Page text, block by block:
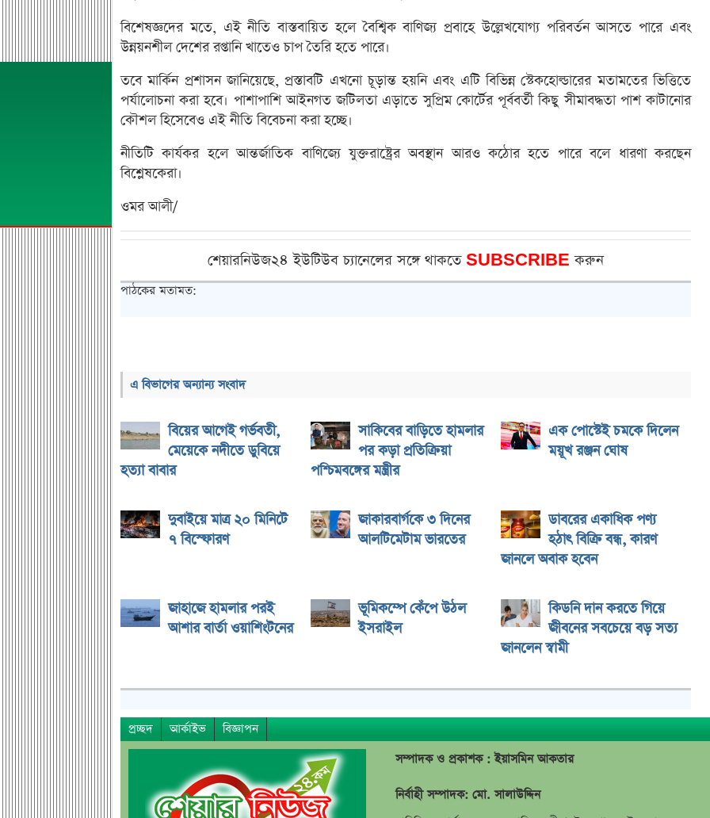
বিশেষজ্ঞদের মতে, এই নীতি বাস্তবায়িত হলে বৈশ্বিক বাণিজ্য প্রবাহে উল্লেখযোগ্য পরিবর্তন আসতে পারে এবং
উন্নয়নশীল দেশের রপ্তানি খাতেও চাপ তৈরি হতে পারে।
তবে মার্কিন প্রশাসন জানিয়েছে, প্রস্তাবটি এখনো চূড়ান্ত হয়নি এবং এটি বিভিন্ন স্টেকহোল্ডারের মতামতের ভিত্তিতে
পর্যালোচনা করা হবে। পাশাপাশি আইনগত জটিলতা এড়াতে সুপ্রিম কোর্টের পূর্ববর্তী কিছু সীমাবদ্ধতা পাশ কাটানোর
কৌশল হিসেবেও এই নীতি বিবেচনা করা হচ্ছে।
নীতিটি কার্যকর হলে আন্তর্জাতিক বাণিজ্যে যুক্তরাষ্ট্রের অবস্থান আরও কঠোর হতে পারে বলে ধারণা করছেন
বিশ্লেষকেরা।
ওমর আলী/
শেয়ারনিউজ২৪ ইউটিউব চ্যানেলের সঙ্গে থাকতে SUBSCRIBEকরুন
পাঠকের মতামত:
এ বিভাগের অন্যান্য সংবাদ
বিয়ের আগেই গর্ভবতী,
মেয়েকে নদীতে ডুবিয়ে
হত্যা বাবার
সাকিবের বাড়িতে হামলার
পর কড়া প্রতিক্রিয়া
পশ্চিমবঙ্গের মন্ত্রীর
এক পোস্টেই চমকে দিলেন
ময়ূখ রঞ্জন ঘোষ
দুবাইয়ে মাত্র ২০ মিনিটে
৭ বিস্ফোরণ
জাকারবার্গকে ৩ দিনের
আলটিমেটাম ভারতের
ডাবরের একাধিক পণ্য
হঠাৎ বিক্রি বন্ধ, কারণ
জানলে অবাক হবেন
জাহাজে হামলার পরই
আশার বার্তা ওয়াশিংটনের
ভূমিকম্পে কেঁপে উঠল
ইসরাইল
কিডনি দান করতে গিয়ে
জীবনের সবচেয়ে বড় সত্য
জানলেন স্বামী
প্রচ্ছদ আর্কাইভ
বিজ্ঞাপন
সম্পাদক ও প্রকাশক : ইয়াসমিন আকতার
নির্বাহী সম্পাদক: মো. সালাউদ্দিন